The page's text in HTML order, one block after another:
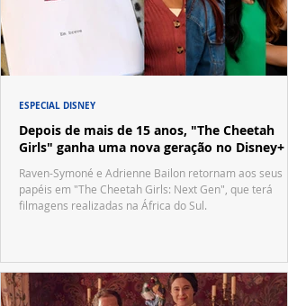
Depois de mais de 15 anos, "The Cheetah
Girls" ganha uma nova geração no Disney+
Raven-Symoné e Adrienne Bailon retornam aos seus
papéis em "The Cheetah Girls: Next Gen", que terá
filmagens realizadas na África do Sul.
ESPECIAL DISNEY